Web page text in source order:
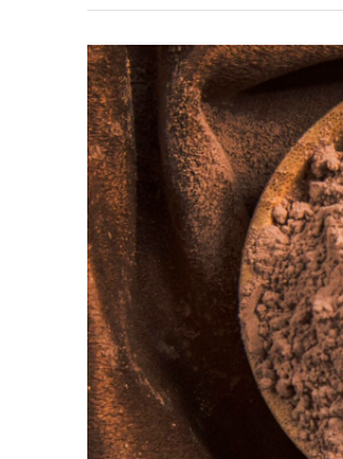
View
Larger
Image